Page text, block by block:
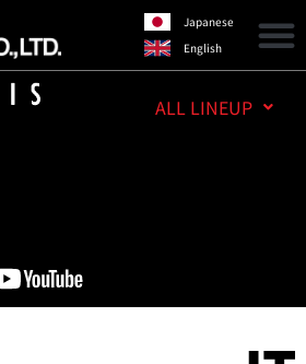
Japanese
English
ALL LINEUP